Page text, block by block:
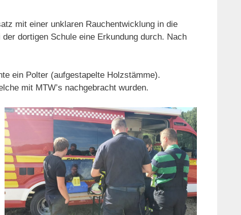
mit einer unklaren Rauchentwicklung in die
dortigen Schule eine Erkundung durch. Nach
ein Polter (aufgestapelte Holzstämme).
mit MTW’s nachgebracht wurden.